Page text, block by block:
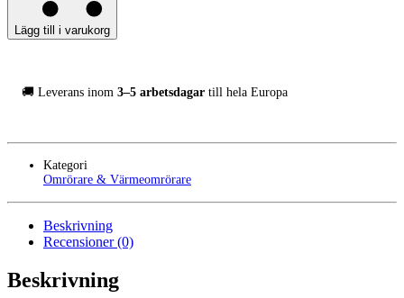
mängd
Lägg till i varukorg
🚚 Leverans inom 3–5 arbetsdagar till hela Europa
Kategori
Omrörare & Värmeomrörare
Beskrivning
Recensioner (0)
Beskrivning